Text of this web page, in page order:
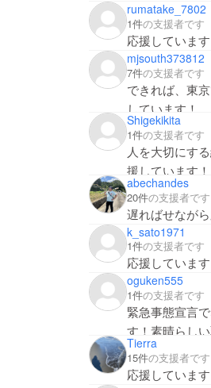
rumatake_7802
1件の支援者です
応援していま
mjsouth373812
7件の支援者です
できれば、東
しています！
Shigekikita
1件の支援者です
人を大切にす
援しています！
abechandes
20件の支援者です
遅ればせなが
k_sato1971
1件の支援者です
応援していま
oguken555
1件の支援者です
緊急事態宣言
す！素晴らし
Tierra
15件の支援者です
応援していま